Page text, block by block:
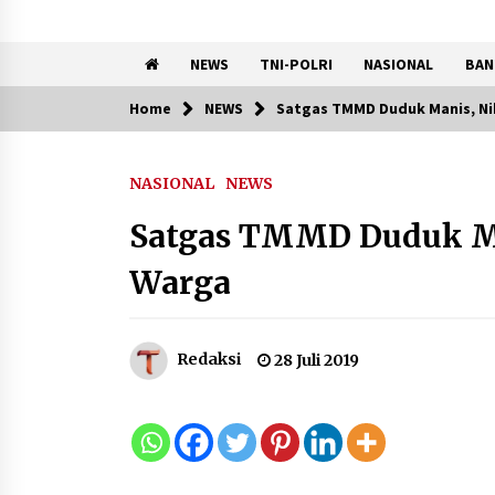
NEWS TNI-POLRI NASIONAL
Trending Now
Pemanfaatan Limbah Galon
200 Pohon Cabai Dukung
KKM Universitas Bina Bangsa
Spanduk Sebagai Upaya
Memperkuat Pemasaran
Home NEWS Satgas TMMD Duduk Manis,
NASIONAL NEWS
Satgas TMMD Duduk
Warga
Redaksi 28 Juli 2019